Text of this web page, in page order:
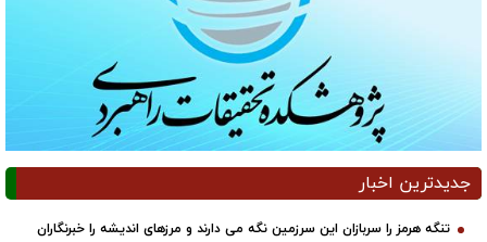
جدیدترین اخبار
تنگه هرمز را سربازان این سرزمین نگه می دارند و مرزهای اندیشه را خبرنگاران